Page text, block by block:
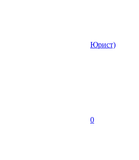
Юрист)
0